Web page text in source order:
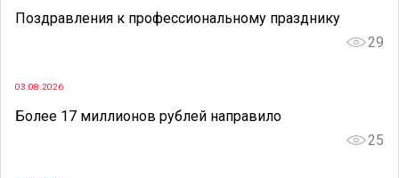
Поздравления к профессиональному празднику
29
03.08.2026
Более 17 миллионов рублей направило
25